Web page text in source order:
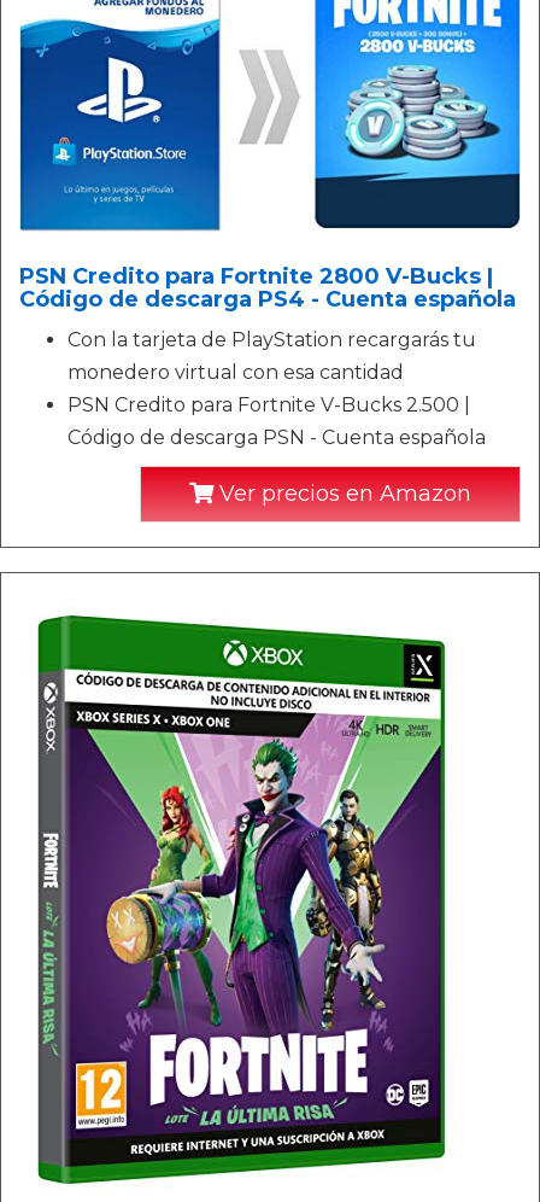
PSN Credito para Fortnite 2800 V-Bucks |
Código de descarga PS4 - Cuenta española
Con la tarjeta de PlayStation recargarás tu
monedero virtual con esa cantidad
PSN Credito para Fortnite V-Bucks 2.500 |
Código de descarga PSN - Cuenta española
Ver precios en Amazon